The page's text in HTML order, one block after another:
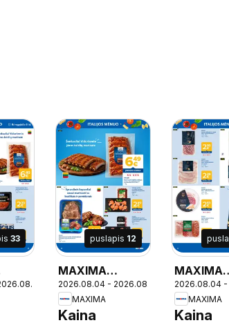
33 puslapis 12
MAXIMA
leidinys - Italijos
mėnuo
2026.08.04 - 2026.08.31
MAXIMA
Kaina
MAXIMA
leidinys -
mėnuo
2026.08.04 -
MAXIMA
Kaina